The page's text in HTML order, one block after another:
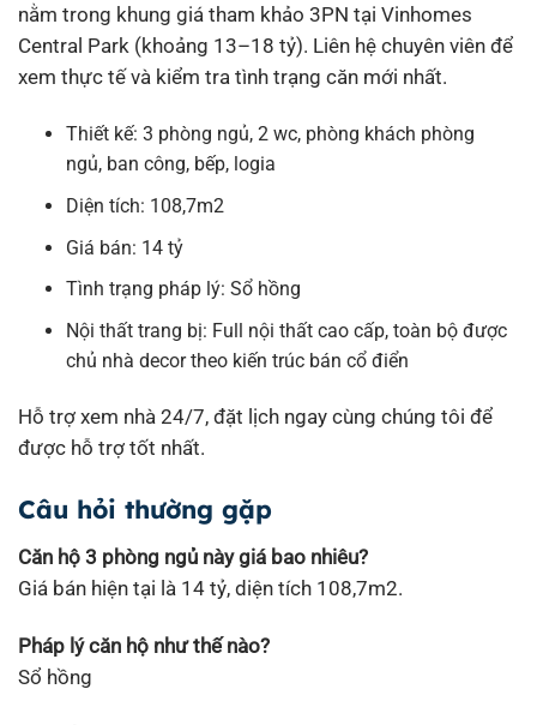
nằm trong khung giá tham khảo 3PN tại Vinhomes
Central Park (khoảng 13–18 tỷ). Liên hệ chuyên viên để
xem thực tế và kiểm tra tình trạng căn mới nhất.
Thiết kế: 3 phòng ngủ, 2 wc, phòng khách phòng
ngủ, ban công, bếp, logia
Diện tích: 108,7m2
Giá bán: 14 tỷ
Tình trạng pháp lý: Sổ hồng
Nội thất trang bị: Full nội thất cao cấp, toàn bộ được
chủ nhà decor theo kiến trúc bán cổ điển
Hỗ trợ xem nhà 24/7, đặt lịch ngay cùng chúng tôi để
được hỗ trợ tốt nhất.
Câu hỏi thường gặp
Căn hộ 3 phòng ngủ này giá bao nhiêu?
Giá bán hiện tại là 14 tỷ, diện tích 108,7m2.
Pháp lý căn hộ như thế nào?
Sổ hồng